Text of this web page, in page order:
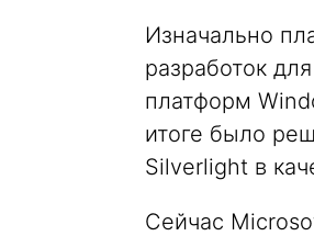
Изначально
разработок
платформ
итоге было
Silverlight в
Сейчас